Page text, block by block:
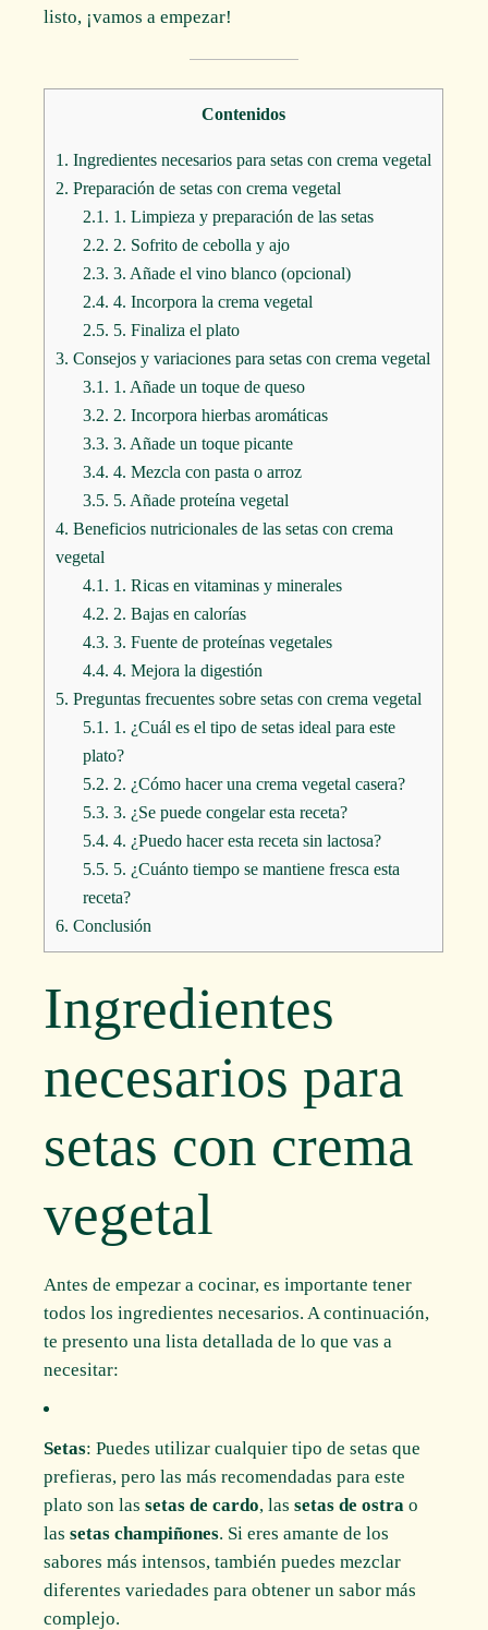
listo, ¡vamos a empezar!
Contenidos
1. Ingredientes necesarios para setas con crema vegetal
2. Preparación de setas con crema vegetal
2.1. 1. Limpieza y preparación de las setas
2.2. 2. Sofrito de cebolla y ajo
2.3. 3. Añade el vino blanco (opcional)
2.4. 4. Incorpora la crema vegetal
2.5. 5. Finaliza el plato
3. Consejos y variaciones para setas con crema vegetal
3.1. 1. Añade un toque de queso
3.2. 2. Incorpora hierbas aromáticas
3.3. 3. Añade un toque picante
3.4. 4. Mezcla con pasta o arroz
3.5. 5. Añade proteína vegetal
4. Beneficios nutricionales de las setas con crema
vegetal
4.1. 1. Ricas en vitaminas y minerales
4.2. 2. Bajas en calorías
4.3. 3. Fuente de proteínas vegetales
4.4. 4. Mejora la digestión
5. Preguntas frecuentes sobre setas con crema vegetal
5.1. 1. ¿Cuál es el tipo de setas ideal para este
plato?
5.2. 2. ¿Cómo hacer una crema vegetal casera?
5.3. 3. ¿Se puede congelar esta receta?
5.4. 4. ¿Puedo hacer esta receta sin lactosa?
5.5. 5. ¿Cuánto tiempo se mantiene fresca esta
receta?
6. Conclusión
Ingredientes
necesarios para
setas con crema
vegetal
Antes de empezar a cocinar, es importante tener
todos los ingredientes necesarios. A continuación,
te presento una lista detallada de lo que vas a
necesitar:
Setas: Puedes utilizar cualquier tipo de setas que
prefieras, pero las más recomendadas para este
plato son lassetas de cardo, lassetas de ostra o
lassetas champiñones. Si eres amante de los
sabores más intensos, también puedes mezclar
diferentes variedades para obtener un sabor más
complejo.